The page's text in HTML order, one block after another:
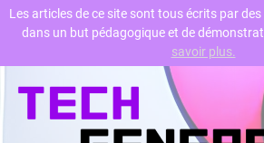
Skip
Les articles de ce site sont tous écrits par
dans un but pédagogique et de
savoir plus.